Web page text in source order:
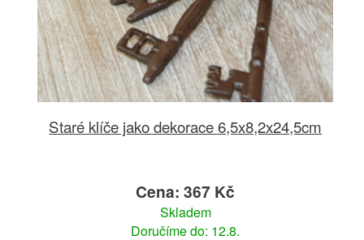
Staré klíče jako dekorace 6,5x8,2x24,5cm
Cena: 367 Kč
Skladem
Doručíme do: 12.8.